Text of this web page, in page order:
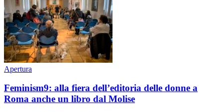
Apertura
Feminism9: alla fiera dell’editoria delle donne a
Roma anche un libro dal Molise